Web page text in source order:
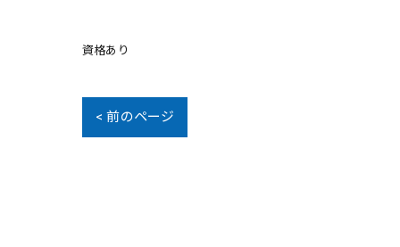
資格あり
< 前のページ